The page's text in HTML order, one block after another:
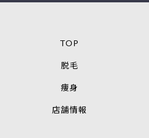
TOP
脱毛
痩身
店舗情報